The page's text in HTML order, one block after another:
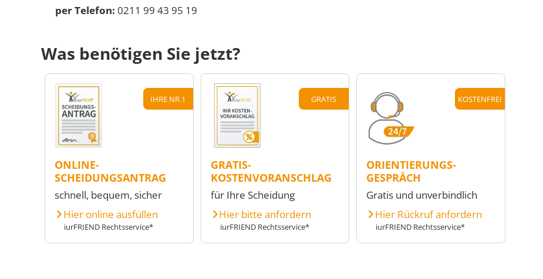
per Telefon: 0211 99 43 95 19
Was benötigen Sie jetzt?
IHRE NR.1
ONLINE-
SCHEIDUNGSANTRAG
schnell, bequem, sicher
Hier online ausfüllen
iurFRIEND Rechtsservice*
GRATIS
GRATIS-
KOSTENVORANSCHLAG
für Ihre Scheidung
Hier bitte anfordern
iurFRIEND Rechtsservice*
KOSTENFREI
ORIENTIERUNGS-
GESPRÄCH
Gratis und unverbindlich
Hier Rückruf anfordern
iurFRIEND Rechtsservice*